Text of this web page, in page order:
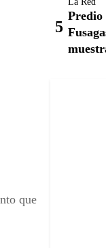
que
Predio